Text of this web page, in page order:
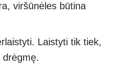
viršūnėles būtina
Laistyti tik tiek,
drėgmę.